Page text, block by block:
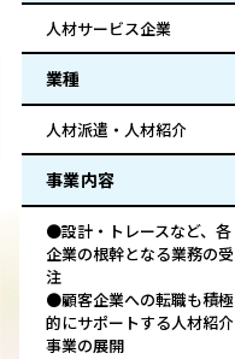
人材サービス企業
業種
人材派遣・人材紹介
事業内容
●設計・トレースなど、各
企業の根幹となる業務の受
注
●顧客企業への転職も積極
的にサポートする人材紹介
事業の展開